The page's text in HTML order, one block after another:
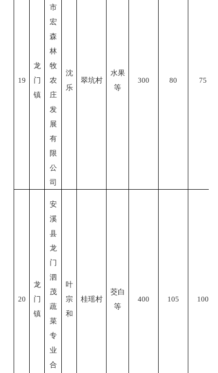
19
龙
门
镇
市
宏
森
林
牧
农
庄
发
展
有
限
公
司
沈
乐
翠坑村
水果
等
300 80 75
20
龙
门
镇
安
溪
县
龙
门
泗
茂
蔬
菜
专
业
合
叶
宗
和
桂瑶村
茭白
等
400 105 100